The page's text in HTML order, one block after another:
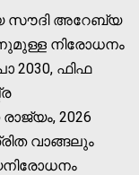
സൗദി അറേബ്യ
നിരോധനം
2030, ഫിഫ
2026
വാങ്ങലും